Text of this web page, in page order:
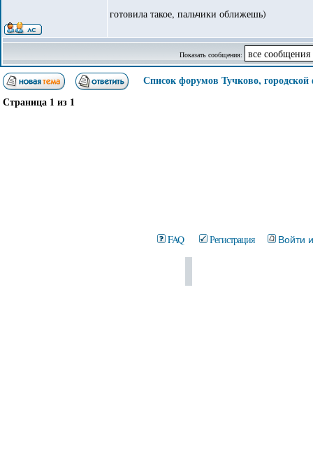
готовила такое, пальчики оближешь)
Показать сообщения:
Список форумов Тучково,
Страница 1 из 1
FAQ Регистрация Войти